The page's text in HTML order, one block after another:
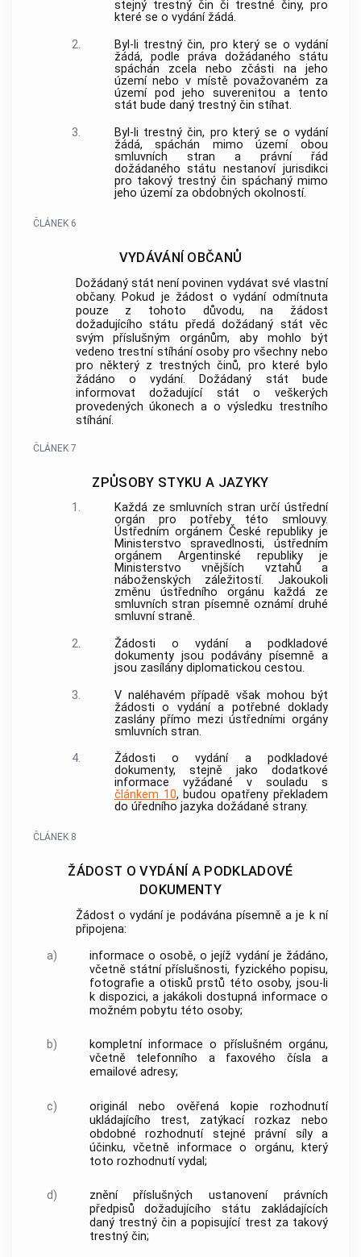
stejný trestný čin či trestné činy, pro
které se o vydání žádá.
2.
Byl-li trestný čin, pro který se o vydání
žádá, podle práva dožádaného státu
spáchán zcela nebo zčásti na jeho
území nebo v místě považovaném za
území pod jeho suverenitou a tento
stát bude daný trestný čin stíhat.
3.
Byl-li trestný čin, pro který se o vydání
žádá, spáchán mimo území obou
smluvních stran a právní řád
dožádaného státu nestanoví jurisdikci
pro takový trestný čin spáchaný mimo
jeho území za obdobných okolností.
ČLÁNEK 6
VYDÁVÁNÍ OBČANŮ
Dožádaný stát není povinen vydávat své vlastní
občany. Pokud je žádost o vydání odmítnuta
pouze z tohoto důvodu, na žádost
dožadujícího státu předá dožádaný stát věc
svým příslušným orgánům, aby mohlo být
vedeno trestní stíhání osoby pro všechny nebo
pro některý z trestných činů, pro které bylo
žádáno o vydání. Dožádaný stát bude
informovat dožadující stát o veškerých
provedených úkonech a o výsledku trestního
stíhání.
ČLÁNEK 7
ZPŮSOBY STYKU A JAZYKY
1.
Každá ze smluvních stran určí ústřední
orgán pro potřeby této smlouvy.
Ústředním orgánem České republiky je
Ministerstvo spravedlnosti, ústředním
orgánem Argentinské republiky je
Ministerstvo vnějších vztahů a
náboženských záležitostí. Jakoukoli
změnu ústředního orgánu každá ze
smluvních stran písemně oznámí druhé
smluvní straně.
2.
Žádosti o vydání a podkladové
dokumenty jsou podávány písemně a
jsou zasílány diplomatickou cestou.
3.
V naléhavém případě však mohou být
žádosti o vydání a potřebné doklady
zaslány přímo mezi ústředními orgány
smluvních stran.
4.
Žádosti o vydání a podkladové
dokumenty, stejně jako dodatkové
informace vyžádané v souladu s
článkem 10, budou opatřeny překladem
do úředního jazyka dožádané strany.
ČLÁNEK 8
ŽÁDOST O VYDÁNÍ A PODKLADOVÉ
DOKUMENTY
Žádost o vydání je podávána písemně a je k ní
připojena:
a)
informace o osobě, o jejíž vydání je žádáno,
včetně státní příslušnosti, fyzického popisu,
fotografie a otisků prstů této osoby, jsou-li
k dispozici, a jakákoli dostupná informace o
možném pobytu této osoby;
b)
kompletní informace o příslušném orgánu,
včetně telefonního a faxového čísla a
emailové adresy;
c)
originál nebo ověřená kopie rozhodnutí
ukládajícího trest, zatýkací rozkaz nebo
obdobné rozhodnutí stejné právní síly a
účinku, včetně informace o orgánu, který
toto rozhodnutí vydal;
d)
znění příslušných ustanovení právních
předpisů dožadujícího státu zakládajících
daný trestný čin a popisující trest za takový
trestný čin;